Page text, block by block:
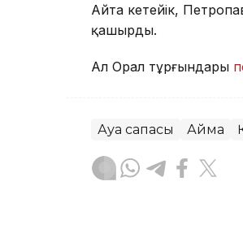
Айта кетейік,
қашырды.
Ал Орал тұрғындары
Ауа сапасы Аймақ